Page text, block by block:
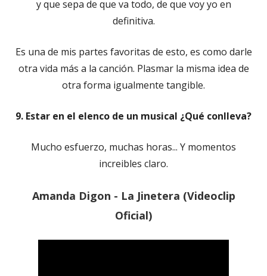
y que sepa de que va todo, de que voy yo en
definitiva.
Es una de mis partes favoritas de esto, es como darle
otra vida más a la canción. Plasmar la misma idea de
otra forma igualmente tangible.
9. Estar en el elenco de un musical ¿Qué conlleva?
Mucho esfuerzo, muchas horas... Y momentos
increibles claro.
Amanda Digon - La Jinetera (Videoclip
Oficial)